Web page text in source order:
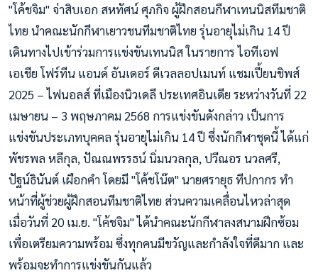
"โค้ชจิม" จ่าสิบเอก สหทัศน์ ศุภกิจ ผู้ฝึกสอนกีฬาเทนนิสทีมชาติ
ไทย นำคณะนักกีฬาเยาวชนทีมชาติไทย รุ่นอายุไม่เกิน 14 ปี
เดินทางไปเข้าร่วมการแข่งขันเทนนิส ในรายการ ไอทีเอฟ
เอเชีย โฟร์ทีน แอนด์ อันเดอร์ ดีเวลลอปเมนท์ แชมเปี้ยนชิพส์
2025 – ไฟนอลส์ ที่เมืองนิวเดลี ประเทศอินเดีย ระหว่างวันที่ 22
เมษายน – 3 พฤษภาคม 2568 การแข่งขันดังกล่าว เป็นการ
แข่งขันประเภทบุคคล รุ่นอายุไม่เกิน 14 ปี ซึ่งนักกีฬาชุดนี้ ได้แก่
พัชรพล หลีกุล, ปัณณพรรธน์ นิ่มนวลกุล, ปวีณอร นวลศรี,
ปัฐน์ธินันต์ เผือกคำ โดยมี "โค้ชโน๊ต" นายศรายุธ ทีปกากร ทำ
หน้าที่ผู้ช่วยผู้ฝึกสอนทีมชาติไทย ส่วนความเคลื่อนไหวล่าสุด
เมื่อวันที่ 20 เม.ย. "โค้ชจิม" ได้นำคณะนักกีฬาลงสนามฝึกซ้อม
เพื่อเตรียมความพร้อม ซึ่งทุกคนมีขวัญและกำลังใจที่ดีมาก และ
พร้อมจะทำการแข่งขันกันแล้ว